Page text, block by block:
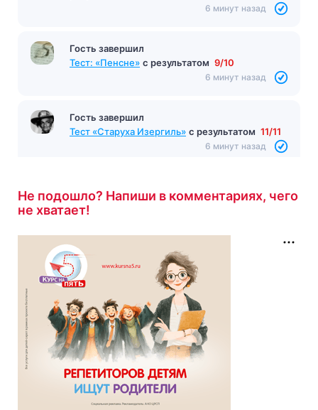
6 минут назад
Гость завершил
Тест: «Пенсне» с результатом 9/10
6 минут назад
Гость завершил
Тест «Старуха Изергиль» с результатом 11/11
6 минут назад
Не подошло? Напиши в комментариях, чего
не хватает!